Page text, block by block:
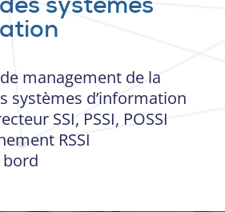
management de la
systèmes d’information
SSI, PSSI, POSSI
RSSI
bord